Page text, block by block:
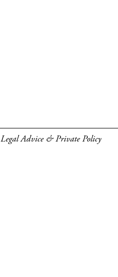
Legal Advice & Private Policy